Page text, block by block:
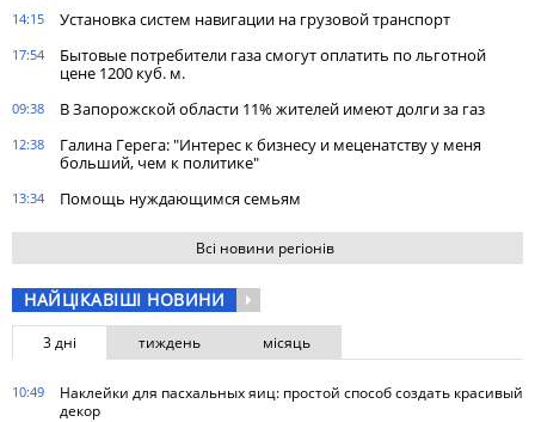
14:15 Установка систем навигации на грузовой транспорт
17:54
Бытовые потребители газа cмогут оплатить по льготной
цене 1200 куб. м.
09:38 В Запорожской области 11% жителей имеют долги за газ
12:38
Галина Герега: "Интерес к бизнесу и меценатству у меня
больший, чем к политике"
13:34 Помощь нуждающимся семьям
Всі новини регіонів
НАЙЦІКАВІШІ НОВИНИ
3 дні тиждень місяць
10:49
Наклейки для пасхальных яиц: простой способ создать красивый
декор